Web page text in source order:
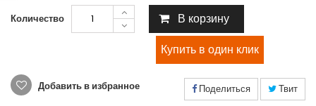
Количество В корзину
Добавить в избранное Поделиться Твит